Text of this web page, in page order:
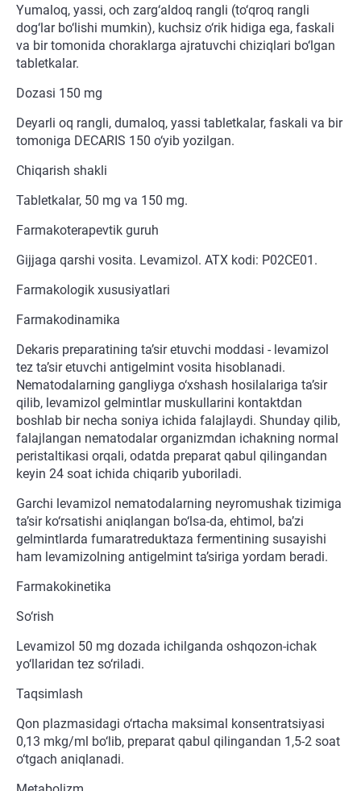
Yumaloq, yassi, och zarg‘aldoq rangli (to‘qroq rangli
dog‘lar bo‘lishi mumkin), kuchsiz o‘rik hidiga ega, faskali
va bir tomonida choraklarga ajratuvchi chiziqlari bo‘lgan
tabletkalar.
Dozasi 150 mg
Deyarli oq rangli, dumaloq, yassi tabletkalar, faskali va bir
tomoniga DECARIS 150 o‘yib yozilgan.
Chiqarish shakli
Tabletkalar, 50 mg va 150 mg.
Farmakoterapevtik guruh
Gijjaga qarshi vosita. Levamizol. ATX kodi: P02CE01.
Farmakologik xususiyatlari
Farmakodinamika
Dekaris preparatining ta’sir etuvchi moddasi - levamizol
tez ta’sir etuvchi antigelmint vosita hisoblanadi.
Nematodalarning gangliyga o‘xshash hosilalariga ta’sir
qilib, levamizol gelmintlar muskullarini kontaktdan
boshlab bir necha soniya ichida falajlaydi. Shunday qilib,
falajlangan nematodalar organizmdan ichakning normal
peristaltikasi orqali, odatda preparat qabul qilingandan
keyin 24 soat ichida chiqarib yuboriladi.
Garchi levamizol nematodalarning neyromushak tizimiga
ta’sir ko‘rsatishi aniqlangan bo‘lsa-da, ehtimol, ba’zi
gelmintlarda fumaratreduktaza fermentining susayishi
ham levamizolning antigelmint ta’siriga yordam beradi.
Farmakokinetika
So‘rish
Levamizol 50 mg dozada ichilganda oshqozon-ichak
yo‘llaridan tez so‘riladi.
Taqsimlash
Qon plazmasidagi o‘rtacha maksimal konsentratsiyasi
0,13 mkg/ml bo‘lib, preparat qabul qilingandan 1,5-2 soat
o‘tgach aniqlanadi.